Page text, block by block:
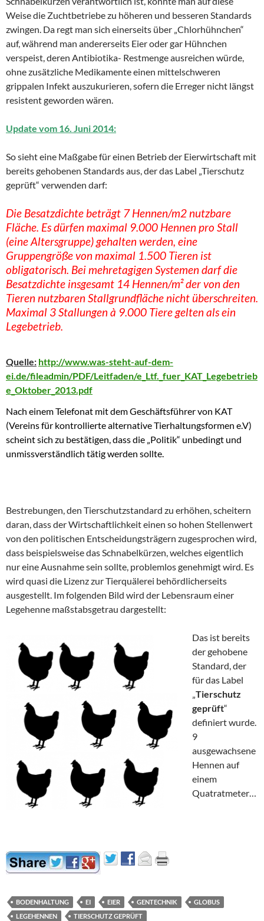
Weise die Zuchtbetriebe zu höheren und besseren Standards
zwingen. Da regt man sich einerseits über „Chlorhühnchen“
auf, während man andererseits Eier oder gar Hühnchen
verspeist, deren Antibiotika- Restmenge ausreichen würde,
ohne zusätzliche Medikamente einen mittelschweren
grippalen Infekt auszukurieren, sofern die Erreger nicht längst
resistent geworden wären.
Update vom 16. Juni 2014:
So sieht eine Maßgabe für einen Betrieb der Eierwirtschaft mit
bereits gehobenen Standards aus, der das Label „Tierschutz
geprüft“ verwenden darf:
Die Besatzdichte beträgt 7 Hennen/m2 nutzbare
Fläche. Es dürfen maximal 9.000 Hennen pro Stall
(eine Altersgruppe) gehalten werden, eine
Gruppengröße von maximal 1.500 Tieren ist
obligatorisch. Bei mehretagigen Systemen darf die
Besatzdichte insgesamt 14 Hennen/m² der von den
Tieren nutzbaren Stallgrundfläche nicht überschreiten.
Maximal 3 Stallungen à 9.000 Tiere gelten als ein
Legebetrieb.
Quelle: http://www.was-steht-auf-dem-
ei.de/fileadmin/PDF/Leitfaden/e_Ltf._fuer_KAT_Legebetrieb
e_Oktober_2013.pdf
Nach einem Telefonat mit dem Geschäftsführer von KAT
(Vereins für kontrollierte alternative Tierhaltungsformen e.V)
scheint sich zu bestätigen, dass die „Politik“ unbedingt und
unmissverständlich tätig werden sollte.
Bestrebungen, den Tierschutzstandard zu erhöhen, scheitern
daran, dass der Wirtschaftlichkeit einen so hohen Stellenwert
von den politischen Entscheidungsträgern zugesprochen wird,
dass beispielsweise das Schnabelkürzen, welches eigentlich
nur eine Ausnahme sein sollte, problemlos genehmigt wird. Es
wird quasi die Lizenz zur Tierquälerei behördlicherseits
ausgestellt. Im folgenden Bild wird der Lebensraum einer
Legehenne maßstabsgetrau dargestellt:
Das ist bereits
der gehobene
Standard, der
für das Label
„Tierschutz
geprüft“
definiert wurde.
9
ausgewachsene
Hennen auf
einem
Quatratmeter…
BODENHALTUNG EI EIER GENTECHNIK
GLOBUS
LEGEHENNEN
TIERSCHUTZ GEPRÜFT